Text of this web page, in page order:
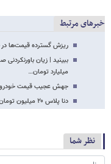
خبرهای مرتبط
ریزش گسترده قیمت‌ها در
میلیارد تومان…
جهش عجیب قیمت خودرو در بازار/
دنا پلاس ۲۰ میلیون تومان گران شد / افت قیمت شاهین
نظر شما